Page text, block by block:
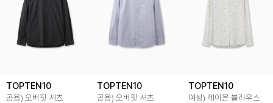
TOPTEN10
공용) 오버핏 셔츠
TOPTEN10
공용) 오버핏 셔츠
TOPTEN10
여성) 레이온 블라우스